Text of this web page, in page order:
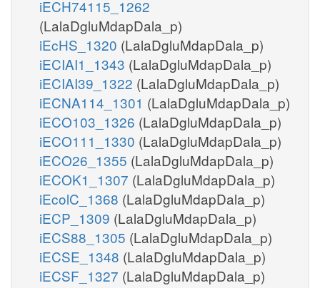
iECH74115_1262
(LalaDgluMdapDala_p)
iEcHS_1320 (LalaDgluMdapDala_p)
iECIAI1_1343 (LalaDgluMdapDala_p)
iECIAI39_1322 (LalaDgluMdapDala_p)
iECNA114_1301 (LalaDgluMdapDala_p)
iECO103_1326 (LalaDgluMdapDala_p)
iECO111_1330 (LalaDgluMdapDala_p)
iECO26_1355 (LalaDgluMdapDala_p)
iECOK1_1307 (LalaDgluMdapDala_p)
iEcolC_1368 (LalaDgluMdapDala_p)
iECP_1309 (LalaDgluMdapDala_p)
iECS88_1305 (LalaDgluMdapDala_p)
iECSE_1348 (LalaDgluMdapDala_p)
iECSF_1327 (LalaDgluMdapDala_p)